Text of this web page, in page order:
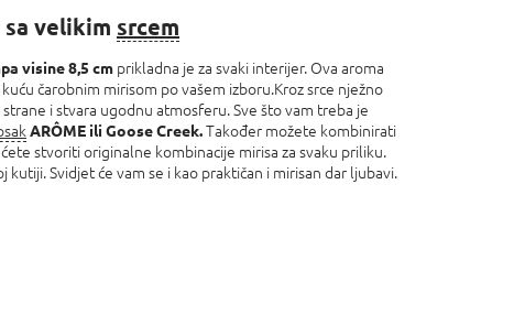
sa velikim srcem
visine 8,5 cm prikladna je za svaki interijer. Ova aroma
čarobnim mirisom po vašem izboru.Kroz srce nježno
i stvara ugodnu atmosferu. Sve što vam treba je
ARÔME ili Goose Creek.Također možete kombinirati
stvoriti originalne kombinacije mirisa za svaku priliku.
Svidjet će vam se i kao praktičan i mirisan dar ljubavi.